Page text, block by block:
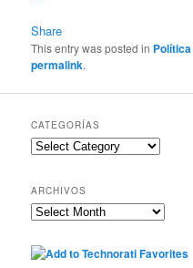
Share
This entry was posted in Política
permalink.
CATEGORÍAS
Categorías
ARCHIVOS
Archivos